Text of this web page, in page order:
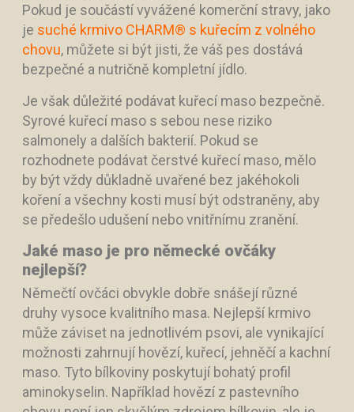
Pokud je součástí vyvážené komerční stravy, jako
je suché krmivo CHARM® s kuřecím z volného
chovu, můžete si být jisti, že váš pes dostává
bezpečné a nutričně kompletní jídlo.
Je však důležité podávat kuřecí maso bezpečně.
Syrové kuřecí maso s sebou nese riziko
salmonely a dalších bakterií. Pokud se
rozhodnete podávat čerstvé kuřecí maso, mělo
by být vždy důkladně uvařené bez jakéhokoli
koření a všechny kosti musí být odstraněny, aby
se předešlo udušení nebo vnitřnímu zranění.
Jaké maso je pro německé ovčáky
nejlepší?
Němečtí ovčáci obvykle dobře snášejí různé
druhy vysoce kvalitního masa. Nejlepší krmivo
může záviset na jednotlivém psovi, ale vynikající
možnosti zahrnují hovězí, kuřecí, jehněčí a kachní
maso. Tyto bílkoviny poskytují bohatý profil
aminokyselin. Například hovězí z pastevního